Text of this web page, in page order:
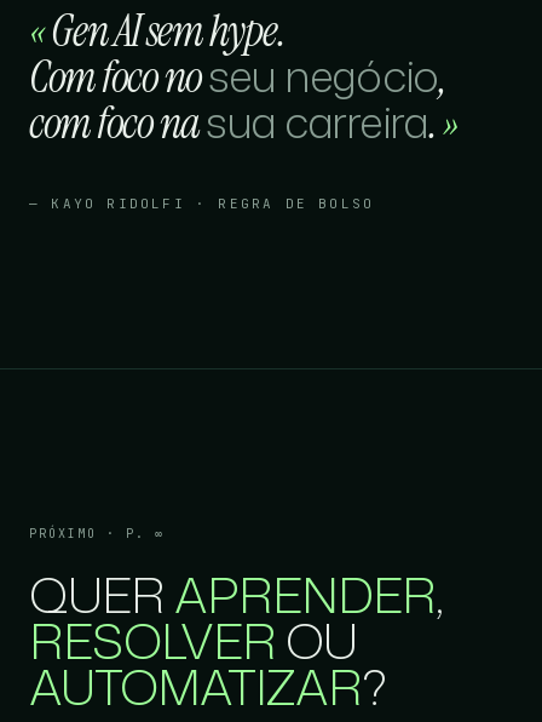
«Gen AI sem hype.
Com foco noseu negócio,
com foco nasua carreira.»
— KAYO RIDOLFI · REGRA DE BOLSO
PRÓXIMO · P. ∞
QUERAPRENDER,
RESOLVER OU
AUTOMATIZAR?